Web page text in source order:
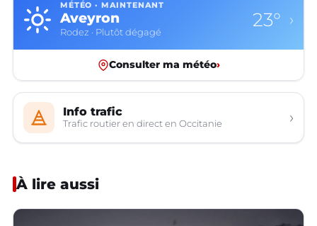
MÉTÉO · MAINTENANT
Aveyron
Rodez · Plutôt dégagé
23° ›
Consulter ma météo›
Info trafic
Trafic routier en direct en Occitanie ›
À lire aussi